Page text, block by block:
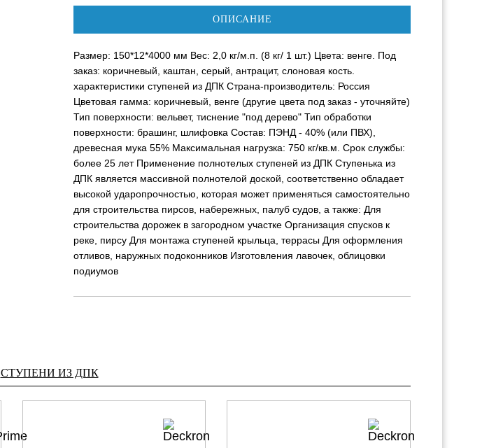
ОПИСАНИЕ
Размер: 150*12*4000 мм Вес: 2,0 кг/м.п. (8 кг/ 1 шт.) Цвета: венге. Под
заказ: коричневый, каштан, серый, антрацит, слоновая кость.
характеристики ступеней из ДПК Страна-производитель: Россия
Цветовая гамма: коричневый, венге (другие цвета под заказ - уточняйте)
Тип поверхности: вельвет, тиснение "под дерево" Тип обработки
поверхности: брашинг, шлифовка Состав: ПЭНД - 40% (или ПВХ),
древесная мука 55% Максимальная нагрузка: 750 кг/кв.м. Срок службы:
более 25 лет Применение полнотелых ступеней из ДПК Ступенька из
ДПК является массивной полнотелой доской, соответственно обладает
высокой ударопрочностью, которая может применяться самостоятельно
для строительства пирсов, набережных, палуб судов, а также: Для
строительства дорожек в загородном участке Организация спусков к
реке, пирсу Для монтажа ступеней крыльца, террасы Для оформления
отливов, наружных подоконников Изготовления лавочек, облицовки
подиумов
СТУПЕНИ ИЗ ДПК